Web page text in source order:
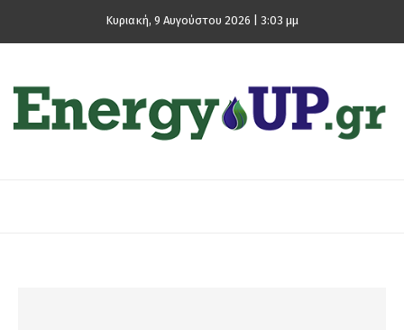
Κυριακή, 9 Αυγούστου 2026 | 3:03 μμ